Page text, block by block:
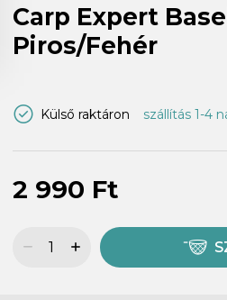
Carp Expert
Piros/Fehér
Külső raktáron szállítás 1-4
2 990 Ft